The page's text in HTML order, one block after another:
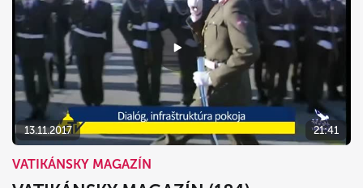
13.11.2017 21:41
VATIKÁNSKY MAGAZÍN